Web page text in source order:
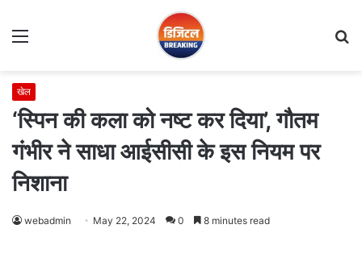
Menu
खेल
‘स्पिन की कला को नष्ट कर दिया’, गौतम
गंभीर ने साधा आईसीसी के इस नियम पर
निशाना
webadmin May 22, 2024 0 8 minutes read